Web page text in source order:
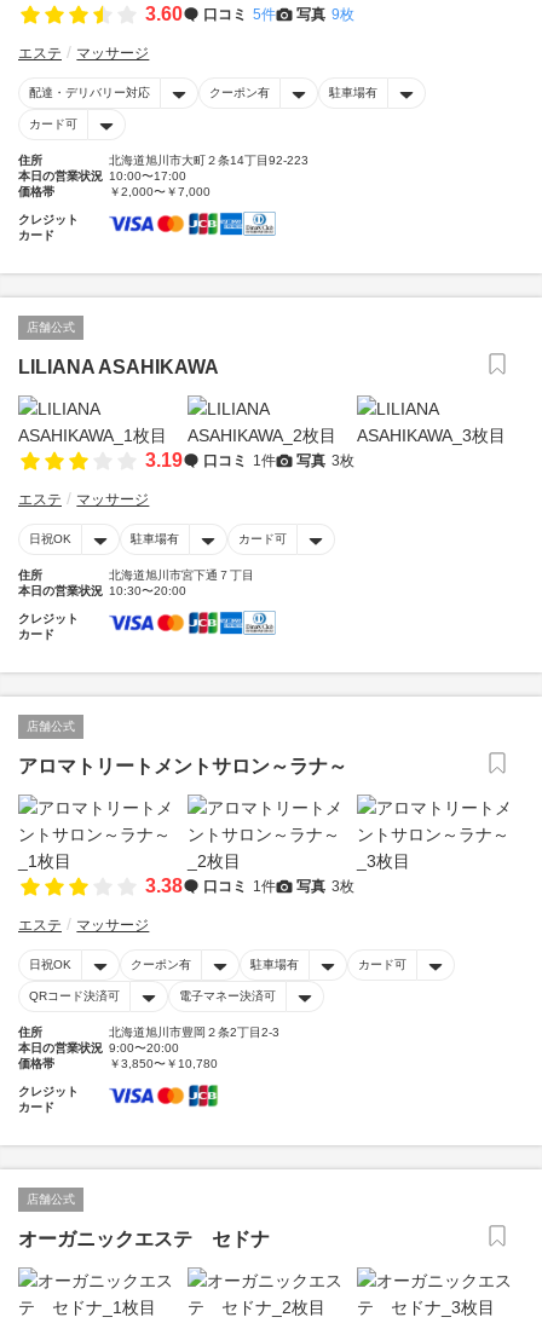
3.60 口コミ 5件 写真 9枚
エステ マッサージ
配達・デリバリー対応 クーポン有 駐車場有
カード可
住所
北海道旭川市大町２条14丁目92-223
本日の営業状況 10:00〜17:00
価格帯
￥2,000〜￥7,000
クレジット
カード
店舗公式
LILIANA ASAHIKAWA
3.19 口コミ 1件 写真 3枚
エステ マッサージ
日祝OK 駐車場有 カード可
住所
北海道旭川市宮下通７丁目
本日の営業状況 10:30〜20:00
クレジット
カード
店舗公式
アロマトリートメントサロン～ラナ～
3.38 口コミ 1件 写真 3枚
エステ マッサージ
日祝OK クーポン有 駐車場有 カード可
QRコード決済可 電子マネー決済可
住所
北海道旭川市豊岡２条2丁目2-3
本日の営業状況 9:00〜20:00
価格帯
￥3,850〜￥10,780
クレジット
カード
店舗公式
オーガニックエステ セドナ